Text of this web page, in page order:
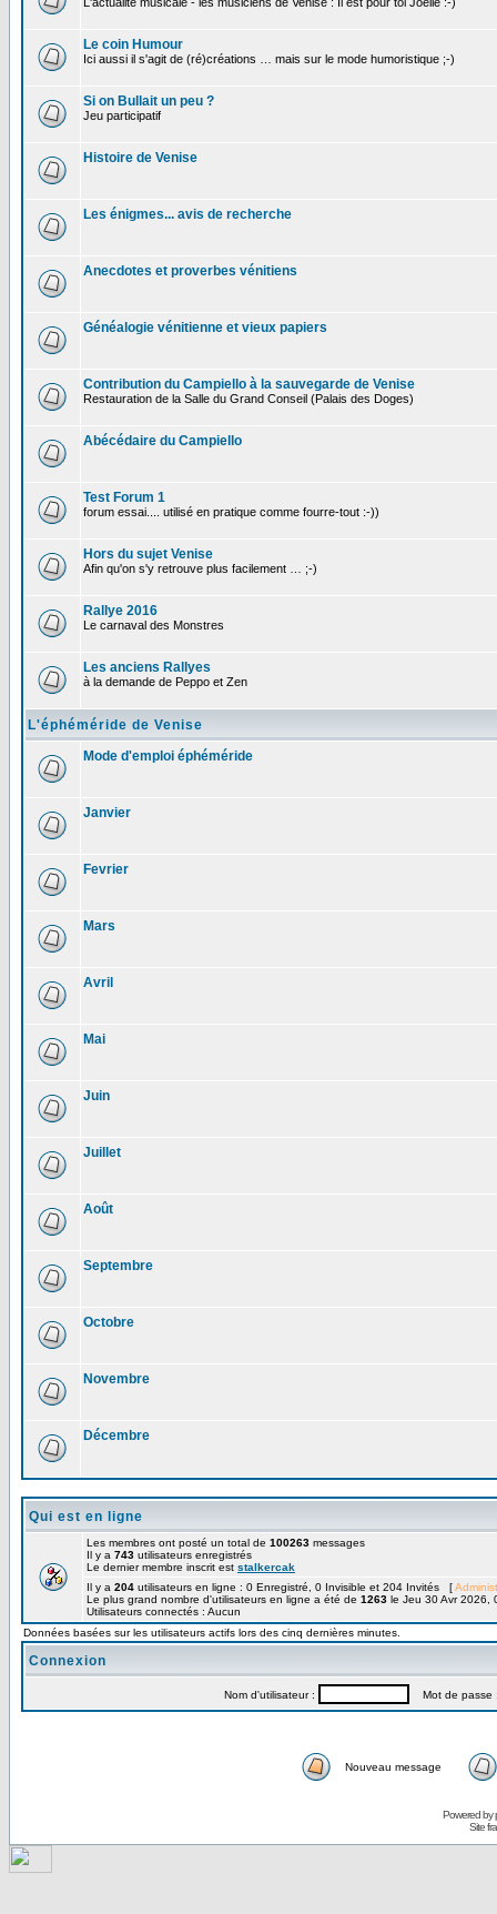
Le coin Humour
Ici aussi il s'agit de (ré)créations … mais sur le mode humoristique ;-)
Si on Bullait un peu ?
Jeu participatif
Histoire de Venise
Les énigmes... avis de recherche
Anecdotes et proverbes vénitiens
Généalogie vénitienne et vieux papiers
Contribution du Campiello à la sauvegarde de Venise
Restauration de la Salle du Grand Conseil (Palais des Doges)
Abécédaire du Campiello
Test Forum 1
forum essai.... utilisé en pratique comme fourre-tout :-))
Hors du sujet Venise
Afin qu'on s'y retrouve plus facilement … ;-)
Rallye 2016
Le carnaval des Monstres
Les anciens Rallyes
à la demande de Peppo et Zen
L'éphéméride de Venise
Mode d'emploi éphéméride
Janvier
Fevrier
Mars
Avril
Mai
Juin
Juillet
Août
Septembre
Octobre
Novembre
Décembre
Qui est en ligne
Les membres ont posté un total de 100263 messages
Il y a 743 utilisateurs enregistrés
Le dernier membre inscrit est stalkercak
Il y a 204 utilisateurs en ligne : 0 Enregistré, 0 Invisible et 204 Invités [
Le plus grand nombre d'utilisateurs en ligne a été de 1263 le Jeu 30 Avr 2026,
Utilisateurs connectés : Aucun
Données basées sur les utilisateurs actifs lors des cinq dernières minutes.
Connexion
Nom d'utilisateur : Mot de passe
Nouveau message
Powered by
Site